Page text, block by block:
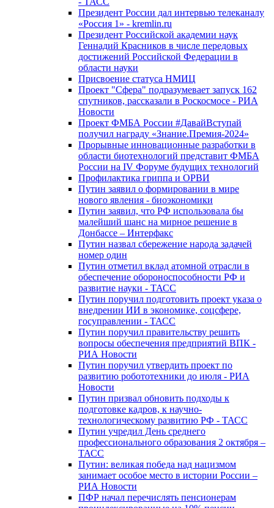
Президент России дал интервью телеканалу
«Россия 1» - kremlin.ru
Президент Российской академии наук
Геннадий Красников в числе передовых
достижений Российской Федерации в
области науки
Присвоение статуса НМИЦ
Проект "Сфера" подразумевает запуск 162
спутников, рассказали в Роскосмосе - РИА
Новости
Проект ФМБА России #ДавайВступай
получил награду «Знание.Премия-2024»
Прорывные инновационные разработки в
области биотехнологий представит ФМБА
России на IV Форуме будущих технологий
Профилактика гриппа и ОРВИ
Путин заявил о формировании в мире
нового явления - биоэкономики
Путин заявил, что РФ использовала бы
малейший шанс на мирное решение в
Донбассе – Интерфакс
Путин назвал сбережение народа задачей
номер один
Путин отметил вклад атомной отрасли в
обеспечение обороноспособности РФ и
развитие науки - ТАСС
Путин поручил подготовить проект указа о
внедрении ИИ в экономике, соцсфере,
госуправлении - ТАСС
Путин поручил правительству решить
вопросы обеспечения предприятий ВПК -
РИА Новости
Путин поручил утвердить проект по
развитию робототехники до июля - РИА
Новости
Путин призвал обновить подходы к
подготовке кадров, к научно-
технологическому развитию РФ - ТАСС
Путин учредил День среднего
профессионального образования 2 октября –
ТАСС
Путин: великая победа над нацизмом
занимает особое место в истории России –
РИА Новости
ПФР начал перечислять пенсионерам